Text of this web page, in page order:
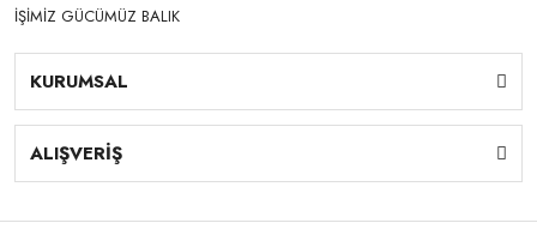
İŞİMİZ GÜCÜMÜZ BALIK
KURUMSAL
ALIŞVERİŞ